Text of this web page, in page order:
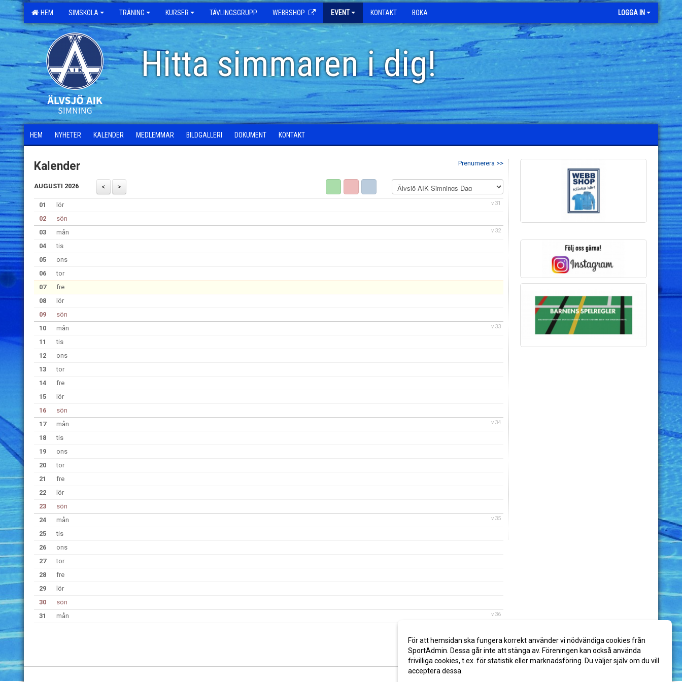
HEM SIMSKOLA TRÄNING KURSER TÄVLINGSGRUPP WEBBSHOP EVENT KONTAKT BOKA LOGGA IN
Hitta simmaren i dig!
HEM NYHETER KALENDER MEDLEMMAR BILDGALLERI DOKUMENT KONTAKT
Prenumerera >>
Kalender
AUGUSTI 2026
v.31
01
lör
02
sön
v.32
03
mån
04
tis
05
ons
06
tor
07
fre
08
lör
09
sön
v.33
10
mån
11
tis
12
ons
13
tor
14
fre
15
lör
16
sön
v.34
17
mån
18
tis
19
ons
20
tor
21
fre
22
lör
23
sön
v.35
24
mån
25
tis
26
ons
27
tor
28
fre
29
lör
30
sön
v.36
31 mån
För att hemsidan ska fungera korrekt använder vi nödvändiga cookies från
SportAdmin. Dessa går inte att stänga av. Föreningen kan också använda
frivilliga cookies, t.ex. för statistik eller marknadsföring. Du väljer själv om du vill
acceptera dessa.